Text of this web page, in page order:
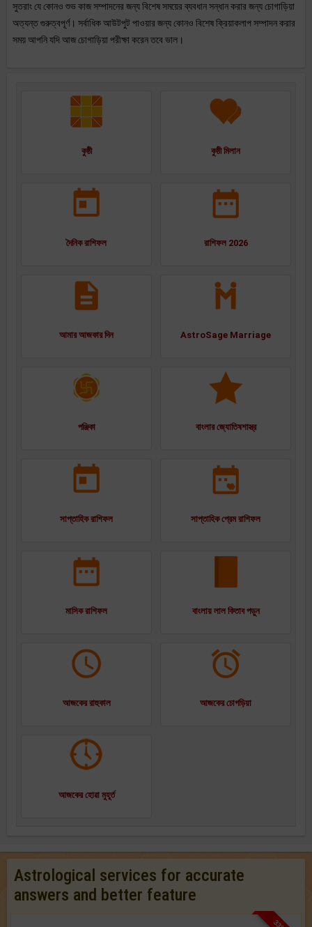
সুতরাং যে কোনও শুভ কাজ সম্পাদনের জন্য বিশেষ সময়ের ব্যবধান সন্ধান করার জন্য চোগাড়িয়া
অত্যন্ত গুরুত্বপূর্ণ। সর্বাধিক আউটপুট পাওয়ার জন্য কোনও বিশেষ ক্রিয়াকলাপ সম্পাদন করার
সময় আপনি যদি আজ চোগাড়িয়া পরীক্ষা করেন তবে ভাল।
কুষ্ঠী কুষ্ঠী মিলান
দৈনিক রাশিফল রাশিফল 2026
আমার আজকার দিন AstroSage Marriage
পঞ্জিকা বাংলার জ্যোতিষশাস্ত্র
সাপ্তাহিক রাশিফল সাপ্তাহিক প্রেম রাশিফল
মাসিক রাশিফল বাংলায় লাল কিতাব পড়ুন
আজকের রাহুকাল আজকের চোগড়িয়া
আজকের হোৱা মুহূর্ত
Astrological services for accurate
answers and better feature